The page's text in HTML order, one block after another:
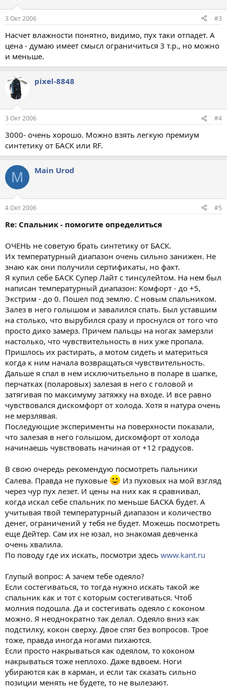
3 Окт 2006 #3
Насчет влажности понятно, видимо, пух таки отпадет. А
цена - думаю имеет смысл ограничиться 3 т.р., но можно
и меньше.
pixel-8848
3 Окт 2006 #4
3000- очень хорошо. Можно взять легкую премиум
синтетику от БАСК или RF.
M Main Urod
4 Окт 2006 #5
Re: Спальник - помогите определиться
ОЧЕНЬ не советую брать синтетику от БАСК.
Их температурный диапазон очень сильно занижен. Не
знаю как они получили сертификаты, но факт.
Я купил себе БАСК Супер Лайт с тинсулейтом. На нем был
написан температурный диапазон: Комфорт - до +5,
Экстрим - до 0. Пошел под землю. С новым спальником.
Залез в него голышом и завалился спать. Был уставшим
на столько, что вырубился сразу и проснулся от того что
просто дико замерз. Причем пальцы на ногах замерзли
настолько, что чувствительность в них уже пропала.
Пришлось их растирать, а мотом сидеть и материться
когда к ним начала возвращаться чувствительность.
Дальше я спал в нем исключитьельно в поларе в шапке,
перчатках (поларовых) залезая в него с головой и
затягивая по максимуму затяжку на входе. И все равно
чувствовался дискомфорт от холода. Хотя я натура очень
не мерзлявая.
Последующие эксперименты на поверхности показали,
что залезая в него голышом, дискомфорт от холода
начинаешь чувствовать начиная от +12 градусов.
В свою очередь рекомендую посмотреть пальники
Салева. Правда не пуховые
Из пуховых на мой взгляд
через чур пух лезет. И цены на них как я сравнивал,
когда искал себе спальник по меньше БАСКА будет. А
учитывая твой температурный диапазон и количество
денег, ограничений у тебя не будет. Можешь посмотреть
еще Дейтер. Сам их не юзал, но знакомая девченка
очень хвалила.
По поводу где их искать, посмотри здесь www.kant.ru
Глупый вопрос: А зачем тебе одеяло?
Если состегиваться, то тогда нужно искать такой же
спальник как и тот с которым состегиваться. Чтоб
молния подошла. Да и состегивать одеяло с коконом
можно. Я неоднократно так делал. Одеяло вниз как
подстилку, кокон сверху. Двое спят без вопросов. Трое
тоже, правда иногда ногами пихаются.
Если просто накрываться как одеялом, то коконом
накрываться тоже неплохо. Даже вдвоем. Ноги
убираются как в карман, и если так сказать сильно
позиции менять не будете, то не вылезают.